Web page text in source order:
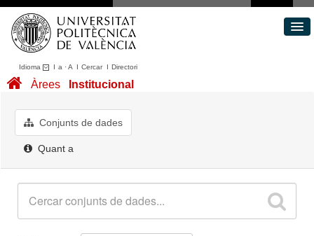
Idioma I a ·A I CercarI Directori
Conjunts de dades
Quant a
Àrees Institucional
Conjunts de dades
Quant a